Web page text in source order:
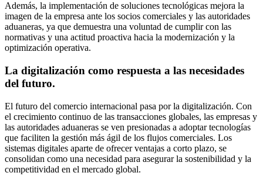
Además, la implementación de soluciones tecnológicas mejora la
imagen de la empresa ante los socios comerciales y las autoridades
aduaneras, ya que demuestra una voluntad de cumplir con las
normativas y una actitud proactiva hacia la modernización y la
optimización operativa.
La digitalización como respuesta a las necesidades
del futuro.
El futuro del comercio internacional pasa por la digitalización. Con
el crecimiento continuo de las transacciones globales, las empresas y
las autoridades aduaneras se ven presionadas a adoptar tecnologías
que faciliten la gestión más ágil de los flujos comerciales. Los
sistemas digitales aparte de ofrecer ventajas a corto plazo, se
consolidan como una necesidad para asegurar la sostenibilidad y la
competitividad en el mercado global.